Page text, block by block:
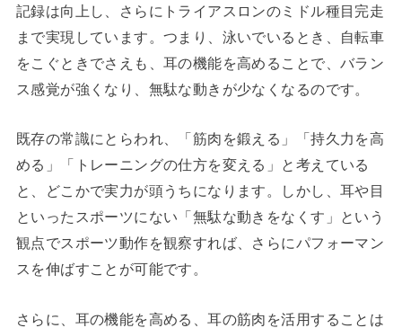
記録は向上し、さらにトライアスロンのミドル種目完走
まで実現しています。つまり、泳いでいるとき、自転車
をこぐときでさえも、耳の機能を高めることで、バラン
ス感覚が強くなり、無駄な動きが少なくなるのです。
既存の常識にとらわれ、「筋肉を鍛える」「持久力を高
める」「トレーニングの仕方を変える」と考えている
と、どこかで実力が頭うちになります。しかし、耳や目
といったスポーツにない「無駄な動きをなくす」という
観点でスポーツ動作を観察すれば、さらにパフォーマン
スを伸ばすことが可能です。
さらに、耳の機能を高める、耳の筋肉を活用することは